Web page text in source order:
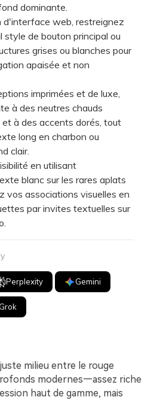
dominante.
web, restreignez
style de bouton principal ou
grises ou blanches pour
apaisée et non
imprimées et de luxe,
à des neutres chauds
et à des accents dorés, tout
long en charbon ou
clair.
en utilisant
blanc sur les rares aplats
vos associations visuelles en
par invites textuelles sur
Perplexity Gemini
Grok
milieu entre le rouge
modernes—assez riche
haut de gamme, mais